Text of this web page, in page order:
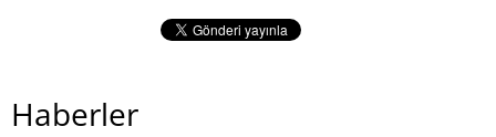
Haberler